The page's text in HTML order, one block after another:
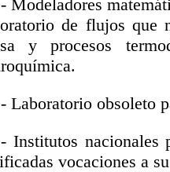
Modeladores
de flujos que
y procesos
Laboratorio obsoleto
Institutos
vocaciones a